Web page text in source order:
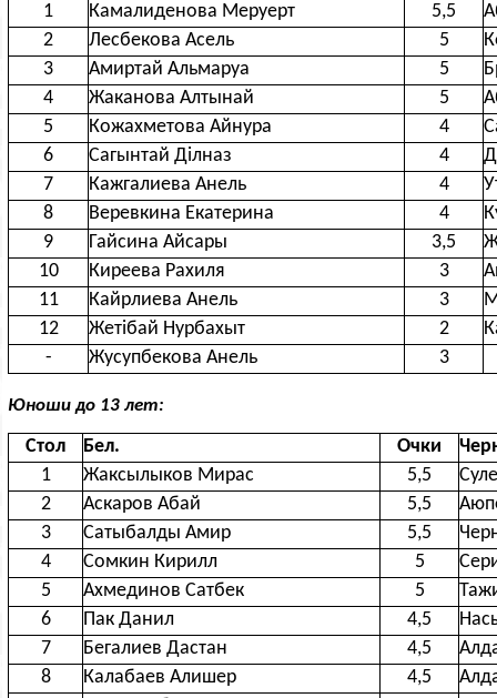
1
Камалиденова Меруерт 5,5
2
Лесбекова Асель 5
3
Амиртай Альмаруа 5
4
Жаканова Алтынай 5
5
Кожахметова Айнура 4
6
Сагынтай Ділназ 4
7
Кажгалиева Анель 4
8
Веревкина Екатерина 4
9
Гайсина Айсары 3,5
10
Киреева Рахиля 3
11
Кайрлиева Анель 3
12
Жетiбай Нурбахыт 2
-
Жусупбекова Анель 3
Юноши до 13 лет:
Стол Бел. Очки
1
Жаксылыков Мирас 5,5
2
Аскаров Абай 5,5
3
Сатыбалды Амир 5,5
4
Сомкин Кирилл 5
5
Ахмединов Сатбек 5
6
Пак Данил 4,5
7
Бегалиев Дастан 4,5
8
Калабаев Алишер 4,5